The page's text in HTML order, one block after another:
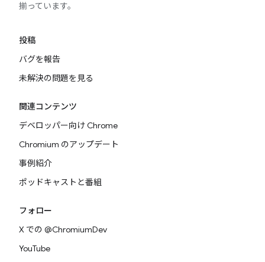
揃っています。
投稿
バグを報告
未解決の問題を見る
関連コンテンツ
デベロッパー向け Chrome
Chromium のアップデート
事例紹介
ポッドキャストと番組
フォロー
X での @ChromiumDev
YouTube